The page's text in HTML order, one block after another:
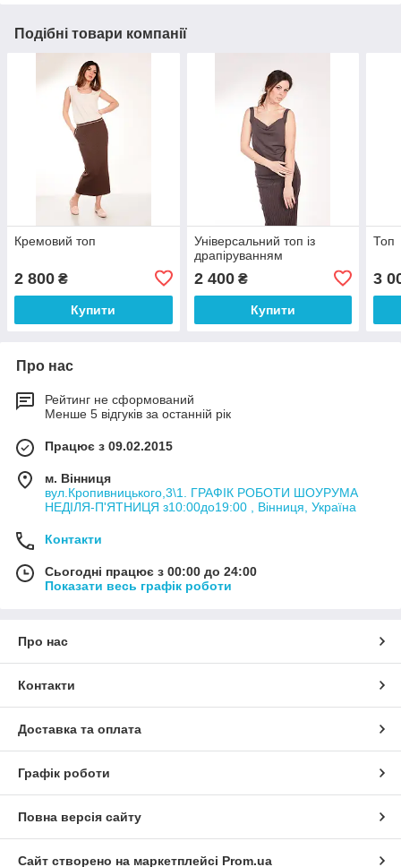
Подібні товари компанії
Кремовий топ
2 800 ₴
Купити
Універсальний топ із
драпіруванням
2 400₴
Купити
Топ
3
Про нас
Рейтинг не сформований
Менше 5 відгуків за останній рік
Працює з 09.02.2015
м. Вінниця
вул.Кропивницького,3\1. ГРАФІК РОБОТИ ШОУРУМА
НЕДІЛЯ-П'ЯТНИЦЯ з10:00до19:00 , Вінниця, Україна
Контакти
Сьогодні працює з 00:00 до 24:00
Показати весь графік роботи
Про нас
Контакти
Доставка та оплата
Графік роботи
Повна версія сайту
Сайт створено на маркетплейсі Prom.ua